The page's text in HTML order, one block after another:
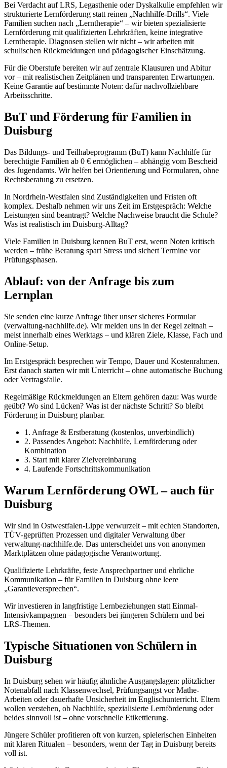
Bei Verdacht auf LRS, Legasthenie oder Dyskalkulie empfehlen wir
strukturierte Lernförderung statt reinen „Nachhilfe-Drills“. Viele
Familien suchen nach „Lerntherapie“ – wir bieten spezialisierte
Lernförderung mit qualifizierten Lehrkräften, keine integrative
Lerntherapie. Diagnosen stellen wir nicht – wir arbeiten mit
schulischen Rückmeldungen und pädagogischer Einschätzung.
Für die Oberstufe bereiten wir auf zentrale Klausuren und Abitur
vor – mit realistischen Zeitplänen und transparenten Erwartungen.
Keine Garantie auf bestimmte Noten: dafür nachvollziehbare
Arbeitsschritte.
BuT und Förderung für Familien in
Duisburg
Das Bildungs- und Teilhabeprogramm (BuT) kann Nachhilfe für
berechtigte Familien ab 0 € ermöglichen – abhängig vom Bescheid
des Jugendamts. Wir helfen bei Orientierung und Formularen, ohne
Rechtsberatung zu ersetzen.
In Nordrhein-Westfalen sind Zuständigkeiten und Fristen oft
komplex. Deshalb nehmen wir uns Zeit im Erstgespräch: Welche
Leistungen sind beantragt? Welche Nachweise braucht die Schule?
Was ist realistisch im Duisburg-Alltag?
Viele Familien in Duisburg kennen BuT erst, wenn Noten kritisch
werden – frühe Beratung spart Stress und sichert Termine vor
Prüfungsphasen.
Ablauf: von der Anfrage bis zum
Lernplan
Sie senden eine kurze Anfrage über unser sicheres Formular
(verwaltung-nachhilfe.de). Wir melden uns in der Regel zeitnah –
meist innerhalb eines Werktags – und klären Ziele, Klasse, Fach und
Online-Setup.
Im Erstgespräch besprechen wir Tempo, Dauer und Kostenrahmen.
Erst danach starten wir mit Unterricht – ohne automatische Buchung
oder Vertragsfalle.
Regelmäßige Rückmeldungen an Eltern gehören dazu: Was wurde
geübt? Wo sind Lücken? Was ist der nächste Schritt? So bleibt
Förderung in Duisburg planbar.
1. Anfrage & Erstberatung (kostenlos, unverbindlich)
2. Passendes Angebot: Nachhilfe, Lernförderung oder
Kombination
3. Start mit klarer Zielvereinbarung
4. Laufende Fortschrittskommunikation
Warum Lernförderung OWL – auch für
Duisburg
Wir sind in Ostwestfalen-Lippe verwurzelt – mit echten Standorten,
TÜV-geprüften Prozessen und digitaler Verwaltung über
verwaltung-nachhilfe.de. Das unterscheidet uns von anonymen
Marktplätzen ohne pädagogische Verantwortung.
Qualifizierte Lehrkräfte, feste Ansprechpartner und ehrliche
Kommunikation – für Familien in Duisburg ohne leere
„Garantieversprechen“.
Wir investieren in langfristige Lernbeziehungen statt Einmal-
Intensivkampagnen – besonders bei jüngeren Schülern und bei
LRS-Themen.
Typische Situationen von Schülern in
Duisburg
In Duisburg sehen wir häufig ähnliche Ausgangslagen: plötzlicher
Notenabfall nach Klassenwechsel, Prüfungsangst vor Mathe-
Arbeiten oder dauerhafte Unsicherheit im Englischunterricht. Eltern
wollen verstehen, ob Nachhilfe, spezialisierte Lernförderung oder
beides sinnvoll ist – ohne vorschnelle Etikettierung.
Jüngere Schüler profitieren oft von kurzen, spielerischen Einheiten
mit klaren Ritualen – besonders, wenn der Tag in Duisburg bereits
voll ist.